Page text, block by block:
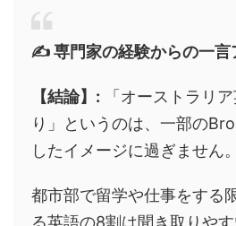
✍️ 専門家の経験からの一言
【結論】: 「オーストラリ
り」というのは、一部の
したイメージに過ぎません。
都市部で留学や仕事をする
る英語の8割は聞き取りや